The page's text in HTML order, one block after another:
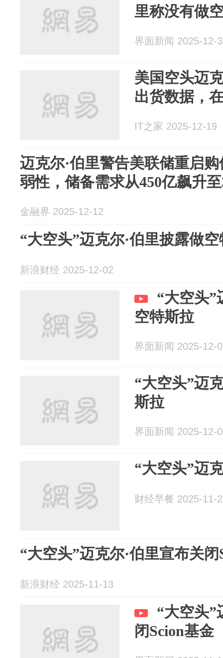
里称没有做
界面新闻 2025-12-
美国空头迈
出货数据，
IT之家 2025-12-19
迈克尔·伯里警告美联储重启
弱性，储备需求从450亿飙升
金融界 2025-12-12
“大空头”迈克尔·伯里披露做
新浪财经 2025-12-02
“大空头”
空特斯拉
界面新闻 2025-12-
“大空头”迈
斯拉
界面新闻 2025-12-
“大空头”迈
财经早餐 2025-11-
“大空头”迈克尔·伯里宣布关闭
新浪财经 2025-11-13
“大空头”
闭Scion基金